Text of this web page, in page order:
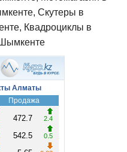
Скутеры в
Квадроциклы в